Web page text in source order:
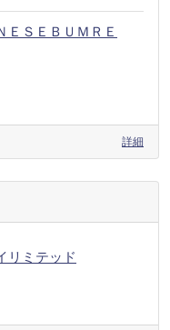
ＥＳＥＢＵＭＲＥ
詳細
リミテッド